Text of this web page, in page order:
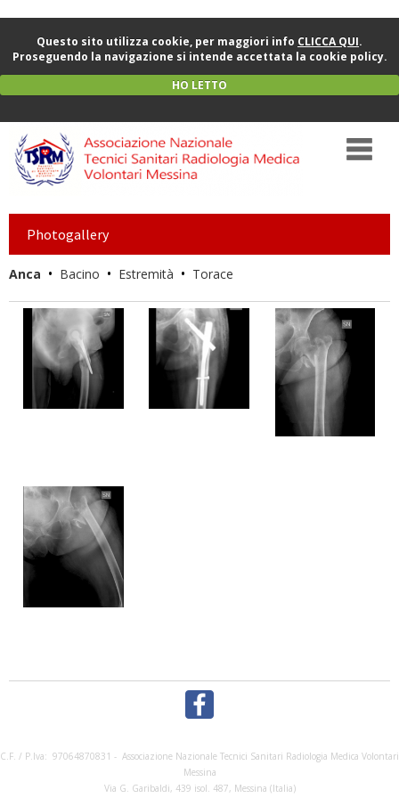
Questo sito utilizza cookie, per maggiori info CLICCA QUI.
Proseguendo la navigazione si intende accettata la cookie policy.
HO LETTO
Photogallery
Anca • Bacino • Estremità • Torace
C.F. / P.Iva: 97064870831 - Associazione Nazionale Tecnici Sanitari Radiologia Medica Volontari
Messina
Via G. Garibaldi, 439 isol. 487, Messina (Italia)